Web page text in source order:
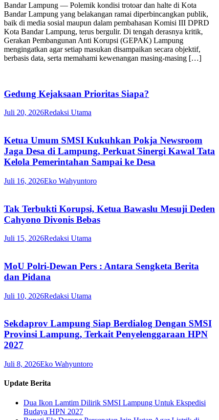
Bandar Lampung — Polemik kondisi trotoar dan halte di Kota
Bandar Lampung yang belakangan ramai diperbincangkan publik,
baik di media sosial maupun dalam pembahasan Komisi III DPRD
Kota Bandar Lampung, terus bergulir. Di tengah derasnya kritik,
Gerakan Pembangunan Anti Korupsi (GEPAK) Lampung
mengingatkan agar setiap masukan disampaikan secara objektif,
berbasis data, serta memahami kewenangan masing-masing […]
Gedung Kejaksaan Prioritas Siapa?
Juli 20, 2026Redaksi Utama
Ketua Umum SMSI Kukuhkan Pokja Newsroom
Jaga Desa di Lampung, Perkuat Sinergi Kawal Tata
Kelola Pemerintahan Sampai ke Desa
Juli 16, 2026Eko Wahyuntoro
Tak Terbukti Korupsi, Ketua Bawaslu Mesuji Deden
Cahyono Divonis Bebas
Juli 15, 2026Redaksi Utama
MoU Polri-Dewan Pers : Antara Sengketa Berita
dan Pidana
Juli 10, 2026Redaksi Utama
Sekdaprov Lampung Siap Berdialog Dengan SMSI
Provinsi Lampung, Terkait Penyelenggaraan HPN
2027
Juli 8, 2026Eko Wahyuntoro
Update Berita
Dua Ikon Lamtim Dilirik SMSI Lampung Untuk Ekspedisi
Budaya HPN 2027